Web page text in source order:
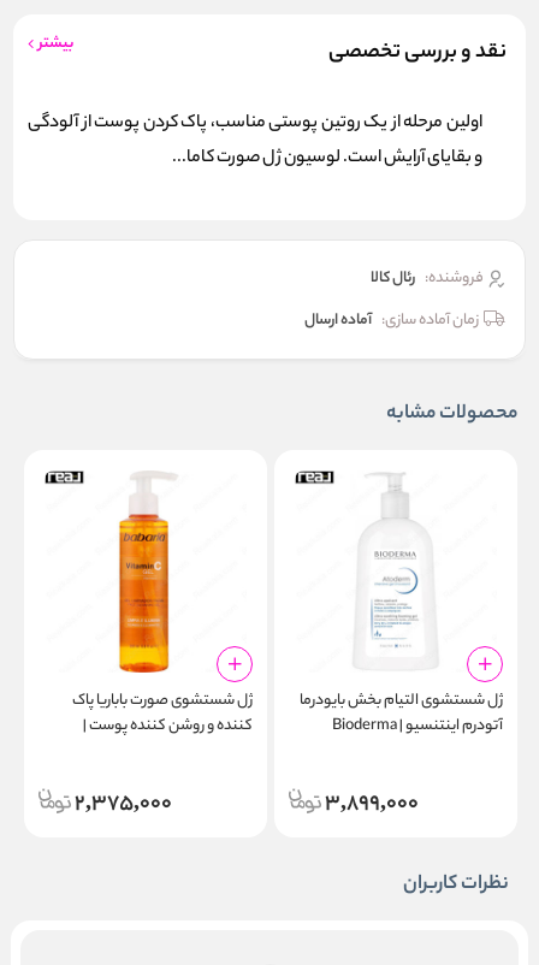
نقد و بررسی تخصصی بیشتر
اولین مرحله از یک روتین پوستی مناسب، پاک کردن پوست از آلودگی
و بقایای آرایش است. لوسیون ژل صورت کاما...
فروشنده: رئال كالا
زمان آماده سازی: آماده ارسال
محصولات مشابه
ژل شستشوی التیام‌ بخش بایودرما
آتودرم اینتنسیو | Bioderma
3,899,000
ژل شستشوی صورت باباریا پاک‌
کننده و روشن‌ کننده پوست |
2,375,000
نظرات کاربران